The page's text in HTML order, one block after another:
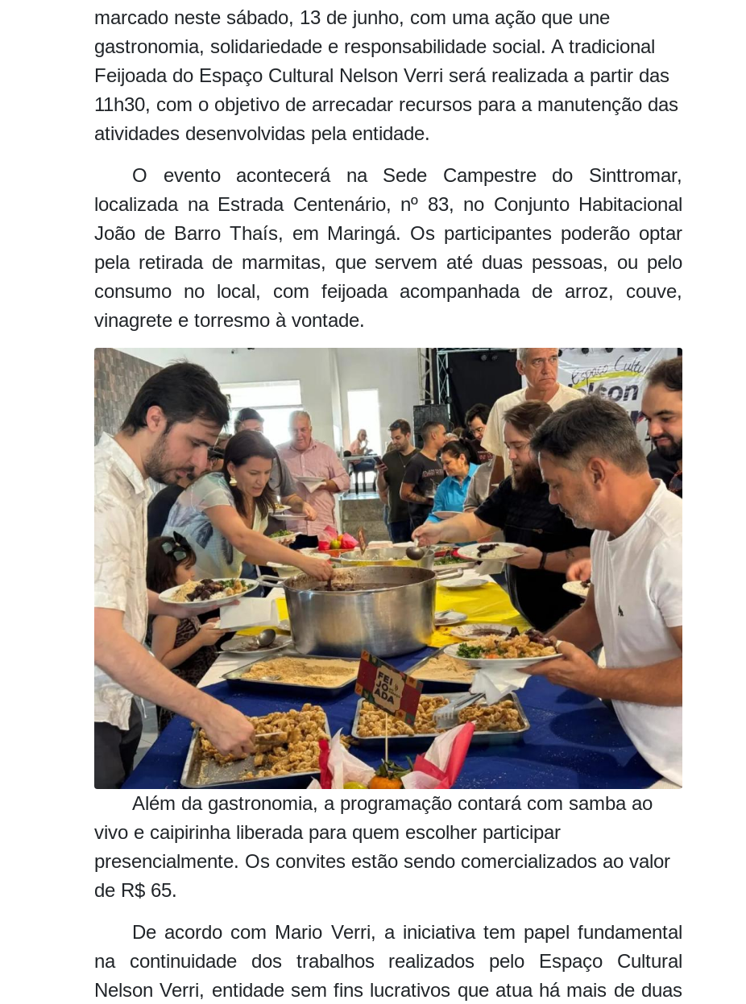
marcado neste sábado, 13 de junho, com uma ação que une
gastronomia, solidariedade e responsabilidade social. A tradicional
Feijoada do Espaço Cultural Nelson Verri será realizada a partir das
11h30, com o objetivo de arrecadar recursos para a manutenção das
atividades desenvolvidas pela entidade.
O evento acontecerá na Sede Campestre do Sinttromar,
localizada na Estrada Centenário, nº 83, no Conjunto Habitacional
João de Barro Thaís, em Maringá. Os participantes poderão optar
pela retirada de marmitas, que servem até duas pessoas, ou pelo
consumo no local, com feijoada acompanhada de arroz, couve,
vinagrete e torresmo à vontade.
Além da gastronomia, a programação contará com samba ao
vivo e caipirinha liberada para quem escolher participar
presencialmente. Os convites estão sendo comercializados ao valor
de R$ 65.
De acordo com Mario Verri, a iniciativa tem papel fundamental
na continuidade dos trabalhos realizados pelo Espaço Cultural
Nelson Verri, entidade sem fins lucrativos que atua há mais de duas